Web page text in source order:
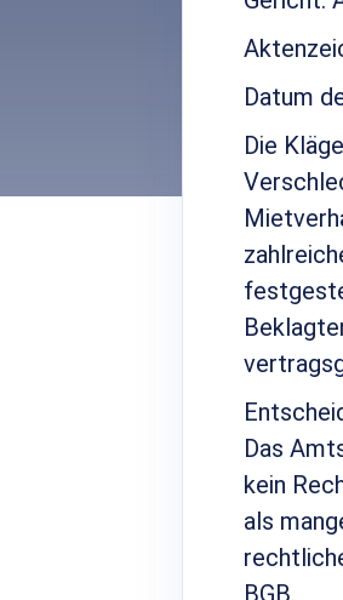
Datum
Die
Das
kein
als
BGB.